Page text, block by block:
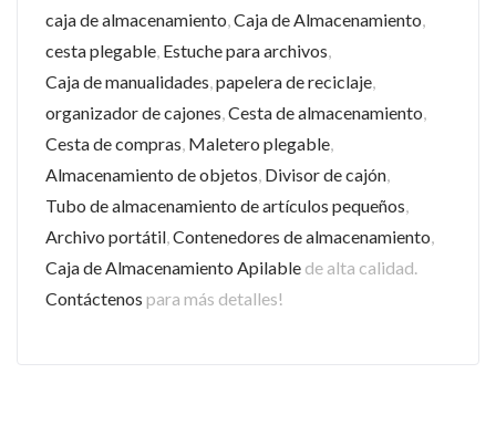
caja de almacenamiento,Caja de Almacenamiento,
cesta plegable, Estuche para archivos,
Caja de manualidades,papelera de reciclaje,
organizador de cajones,Cesta de almacenamiento,
Cesta de compras, Maletero plegable,
Almacenamiento de objetos, Divisor de cajón,
Tubo de almacenamiento de artículos pequeños,
Archivo portátil,Contenedores de almacenamiento,
Caja de Almacenamiento Apilable de alta calidad.
Contáctenos para más detalles!